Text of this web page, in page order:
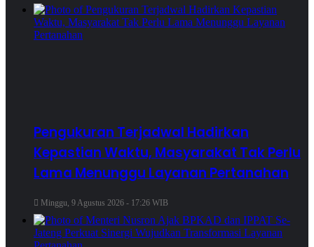
Pengukuran Terjadwal Hadirkan
Kepastian Waktu, Masyarakat Tak Perlu
Lama Menunggu Layanan Pertanahan
Minggu, 9 Agustus 2026 - 17:26 WIB